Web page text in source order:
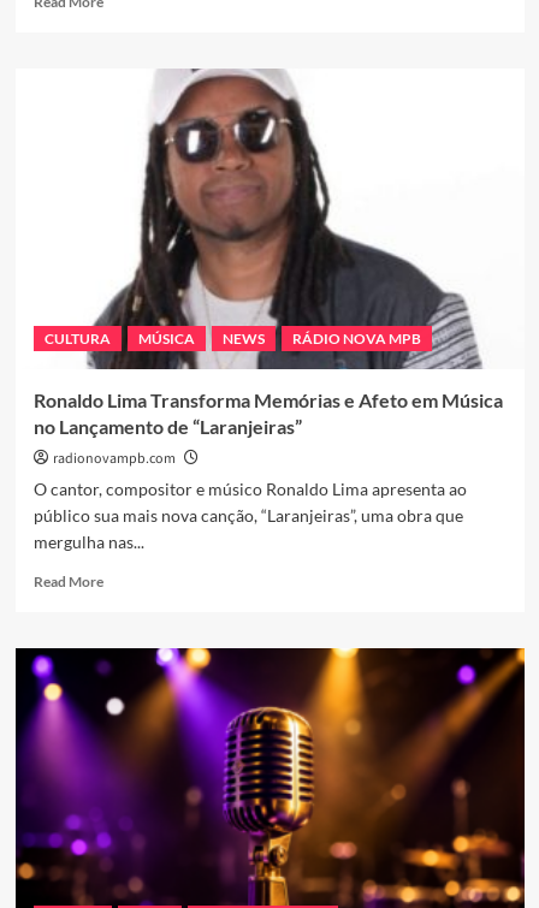
atravessam
gerações:
mestres
chegam
90
anos
mantendo
vivo
CULTURA MÚSICA NEWS RÁDIO NOVA MPB
Ronaldo Lima Transforma Memórias e Afeto em Música
no Lançamento de “Laranjeiras”
radionovampb.com
O cantor, compositor e músico Ronaldo Lima apresenta ao
público sua mais nova canção, “Laranjeiras”, uma obra que
mergulha nas...
Read MoreRead
Ronaldo
Lima
Transforma
Memórias
e
no
Lançamento
de
“Laranjeiras”